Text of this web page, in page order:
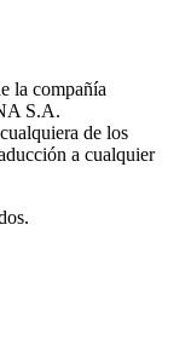
la compañía
S.A.
de los
a cualquier